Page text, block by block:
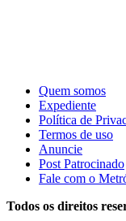
Quem somos
Expediente
Política de
Termos de uso
Anuncie
Post Patrocinado
Fale com o
Todos os direitos